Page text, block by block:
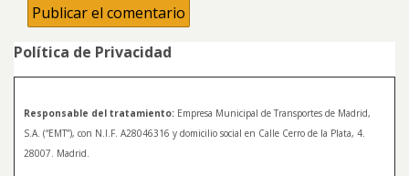
Política de Privacidad
Responsable del tratamiento: Empresa Municipal de Transportes de Madrid,
S.A. (“EMT”), con N.I.F. A28046316 y domicilio social en Calle Cerro de la Plata, 4.
28007. Madrid.